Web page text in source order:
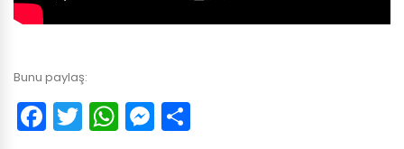
Bunu paylaş:
Facebook
Twitter
WhatsApp
Messenger